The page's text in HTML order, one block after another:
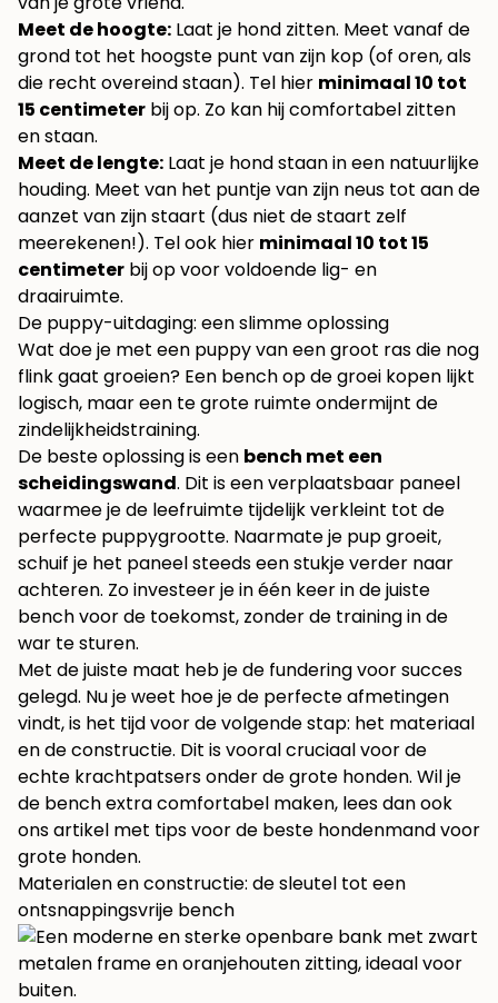
Meet de hoogte: Laat je hond zitten. Meet vanaf de
grond tot het hoogste punt van zijn kop (of oren, als
die recht overeind staan). Tel hier minimaal 10 tot
15 centimeter bij op. Zo kan hij comfortabel zitten
en staan.
Meet de lengte: Laat je hond staan in een natuurlijke
houding. Meet van het puntje van zijn neus tot aan de
aanzet van zijn staart (dus niet de staart zelf
meerekenen!). Tel ook hier minimaal 10 tot 15
centimeter bij op voor voldoende lig- en
draairuimte.
De puppy-uitdaging: een slimme oplossing
Wat doe je met een puppy van een groot ras die nog
flink gaat groeien? Een bench op de groei kopen lijkt
logisch, maar een te grote ruimte ondermijnt de
zindelijkheidstraining.
De beste oplossing is een bench met een
scheidingswand. Dit is een verplaatsbaar paneel
waarmee je de leefruimte tijdelijk verkleint tot de
perfecte puppygrootte. Naarmate je pup groeit,
schuif je het paneel steeds een stukje verder naar
achteren. Zo investeer je in één keer in de juiste
bench voor de toekomst, zonder de training in de
war te sturen.
Met de juiste maat heb je de fundering voor succes
gelegd. Nu je weet hoe je de perfecte afmetingen
vindt, is het tijd voor de volgende stap: het materiaal
en de constructie. Dit is vooral cruciaal voor de
echte krachtpatsers onder de grote honden. Wil je
de bench extra comfortabel maken, lees dan ook
ons artikel met tips voor de beste hondenmand voor
grote honden.
Materialen en constructie: de sleutel tot een
ontsnappingsvrije bench